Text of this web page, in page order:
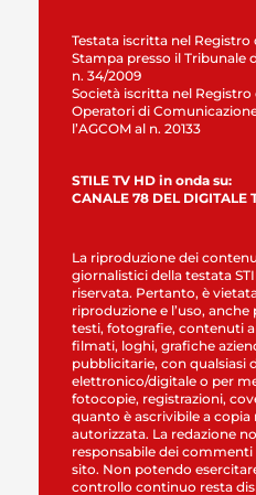
Testata iscritta nel Registro
Stampa presso il Tribunale
n. 34/2009
Società iscritta nel Registro
Operatori di
l’AGCOM al n. 20133
STILE TV HD in onda su:
CANALE 78 DEL DIGITALE
La riproduzione dei
giornalistici della testata
riservata. Pertanto, è
riproduzione e l’uso, anche
testi, fotografie, contenuti
filmati, loghi, grafiche
pubblicitarie, con qualsiasi
elettronico/digitale o per
fotocopie, registrazioni,
quanto è ascrivibile a copia
autorizzata. La redazione
responsabile dei commenti
sito. Non potendo
controllo continuo resta